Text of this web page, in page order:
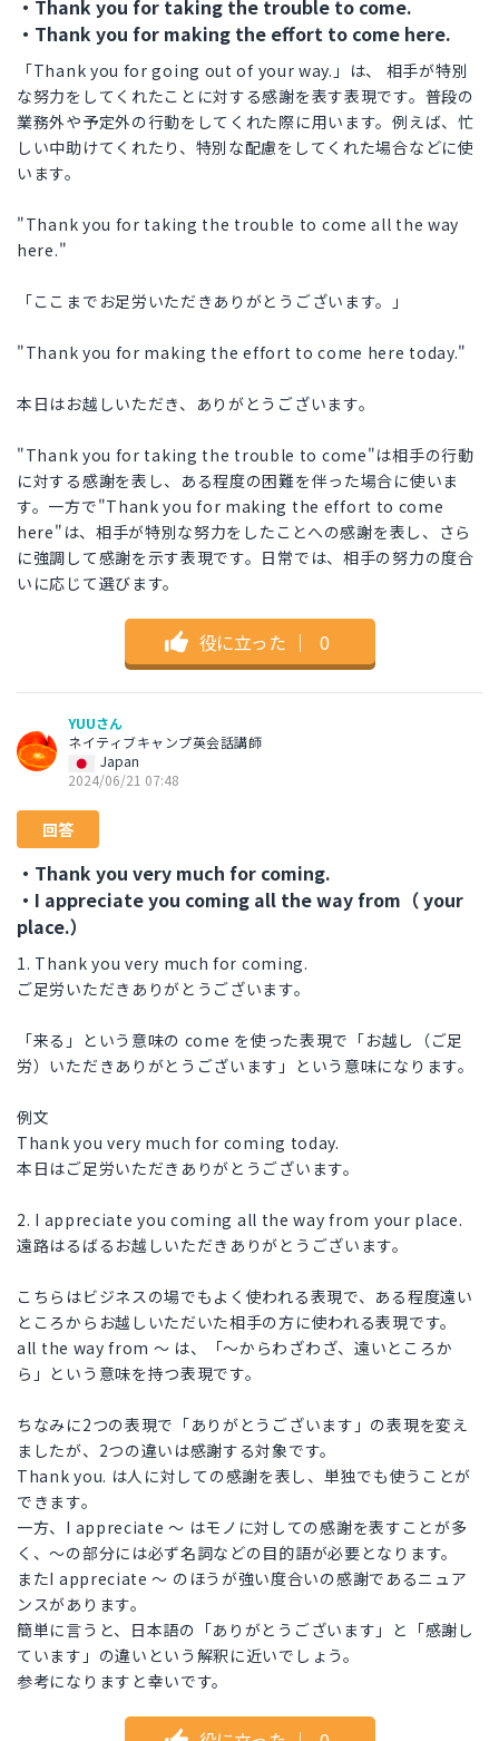
・Thank you for taking the trouble to come.
・Thank you for making the effort to come here.
「Thank you for going out of your way.」は、 相手が特別
な努力をしてくれたことに対する感謝を表す表現です。普段の
業務外や予定外の行動をしてくれた際に用います。例えば、忙
しい中助けてくれたり、特別な配慮をしてくれた場合などに使
います。
"Thank you for taking the trouble to come all the way
here."
「ここまでお足労いただきありがとうございます。」
"Thank you for making the effort to come here today."
本日はお越しいただき、ありがとうございます。
"Thank you for taking the trouble to come"は相手の行動
に対する感謝を表し、ある程度の困難を伴った場合に使いま
す。一方で"Thank you for making the effort to come
here"は、相手が特別な努力をしたことへの感謝を表し、さら
に強調して感謝を示す表現です。日常では、相手の努力の度合
いに応じて選びます。
役に立った ｜ 0
YUUさん
ネイティブキャンプ英会話講師
Japan
2024/06/21 07:48
回答
・Thank you very much for coming.
・I appreciate you coming all the way from（ your
place.）
1. Thank you very much for coming.
ご足労いただきありがとうございます。
「来る」という意味の come を使った表現で「お越し（ご足
労）いただきありがとうございます」という意味になります。
例文
Thank you very much for coming today.
本日はご足労いただきありがとうございます。
2. I appreciate you coming all the way from your place.
遠路はるばるお越しいただきありがとうございます。
こちらはビジネスの場でもよく使われる表現で、ある程度遠い
ところからお越しいただいた相手の方に使われる表現です。
all the way from ～ は、「～からわざわざ、遠いところか
ら」という意味を持つ表現です。
ちなみに2つの表現で「ありがとうございます」の表現を変え
ましたが、2つの違いは感謝する対象です。
Thank you. は人に対しての感謝を表し、単独でも使うことが
できます。
一方、I appreciate ～ はモノに対しての感謝を表すことが多
く、～の部分には必ず名詞などの目的語が必要となります。
またI appreciate ～ のほうが強い度合いの感謝であるニュア
ンスがあります。
簡単に言うと、日本語の「ありがとうございます」と「感謝し
ています」の違いという解釈に近いでしょう。
参考になりますと幸いです。